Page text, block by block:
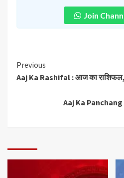
Join
Previous
Aaj Ka Rashifal : आज का
Aaj Ka